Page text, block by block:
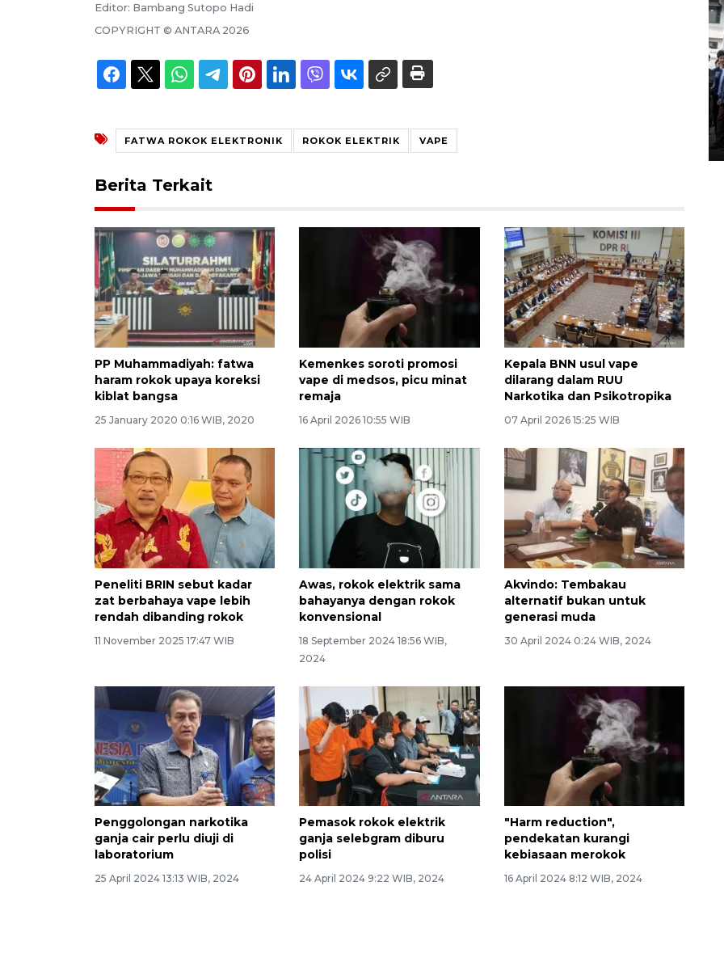
Editor: Bambang Sutopo Hadi
COPYRIGHT © ANTARA 2026
FATWA ROKOK ELEKTRONIK ROKOK ELEKTRIK VAPE
Berita Terkait
PP Muhammadiyah: fatwa
haram rokok upaya koreksi
kiblat bangsa
25 January 2020 0:16 WIB, 2020
Kemenkes soroti promosi
vape di medsos, picu minat
remaja
16 April 2026 10:55 WIB
Kepala BNN usul vape
dilarang dalam RUU
Narkotika dan Psikotropika
07 April 2026 15:25 WIB
Peneliti BRIN sebut kadar
zat berbahaya vape lebih
rendah dibanding rokok
11 November 2025 17:47 WIB
Awas, rokok elektrik sama
bahayanya dengan rokok
konvensional
18 September 2024 18:56 WIB,
2024
Akvindo: Tembakau
alternatif bukan untuk
generasi muda
30 April 2024 0:24 WIB, 2024
Penggolongan narkotika
ganja cair perlu diuji di
laboratorium
25 April 2024 13:13 WIB, 2024
Pemasok rokok elektrik
ganja selebgram diburu
polisi
24 April 2024 9:22 WIB, 2024
"Harm reduction",
pendekatan kurangi
kebiasaan merokok
16 April 2024 8:12 WIB, 2024
03 August 2026 17:24 WIB